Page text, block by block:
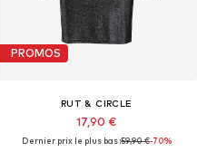
PROMOS
RUT & CIRCLE
17,90 €
Dernier prix le plus bas :59,90 €-70%